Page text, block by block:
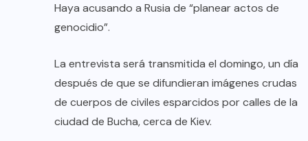
Haya acusando a Rusia de “planear actos de
genocidio”.
La entrevista será transmitida el domingo, un día
después de que se difundieran imágenes crudas
de cuerpos de civiles esparcidos por calles de la
ciudad de Bucha, cerca de Kiev.